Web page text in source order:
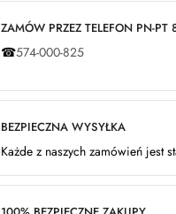
ZAMÓW PRZEZ TELEFON PN-
☎574-000-825
BEZPIECZNA WYSYŁKA
Każde z naszych zamówień jest